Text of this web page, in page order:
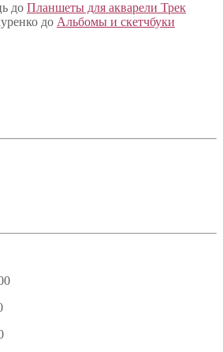
до Планшеты для акварели Трек
до Альбомы и скетчбуки